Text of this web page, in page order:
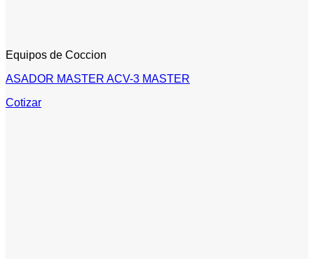
Equipos de Coccion
ASADOR MASTER ACV-3 MASTER
Cotizar